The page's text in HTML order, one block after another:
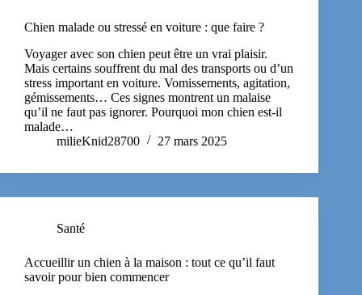
Chien malade ou stressé en voiture : que faire ?
Voyager avec son chien peut être un vrai plaisir.
Mais certains souffrent du mal des transports ou d’un
stress important en voiture. Vomissements, agitation,
gémissements… Ces signes montrent un malaise
qu’il ne faut pas ignorer. Pourquoi mon chien est-il
malade…
milieKnid28700
27 mars 2025
Santé
Accueillir un chien à la maison : tout ce qu’il faut
savoir pour bien commencer